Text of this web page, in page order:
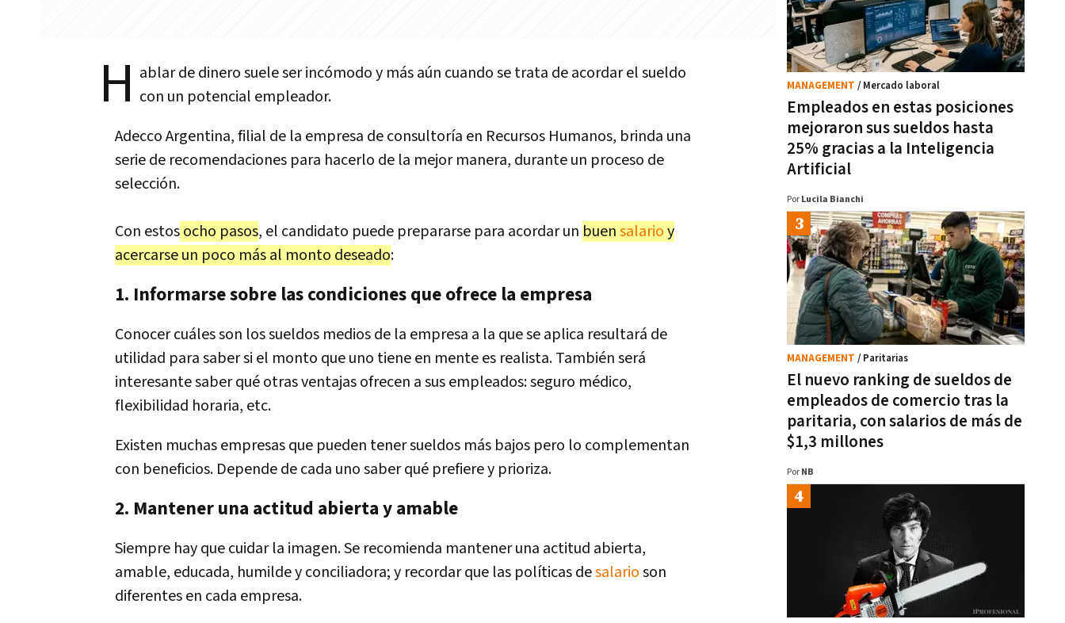
H ablar de dinero suele ser incómodo y más aún cuando se trata de acordar el sueldo
con un potencial empleador.
Adecco Argentina, filial de la empresa de consultoría en Recursos Humanos, brinda una
serie de recomendaciones para hacerlo de la mejor manera, durante un proceso de
selección.
Con estosocho pasos, el candidato puede prepararse para acordar un buensalarioy
acercarse un poco más al monto deseado:
1. Informarse sobre las condiciones que ofrece la empresa
Conocer cuáles son los sueldos medios de la empresa a la que se aplica resultará de
utilidad para saber si el monto que uno tiene en mente es realista. También será
interesante saber qué otras ventajas ofrecen a sus empleados: seguro médico,
flexibilidad horaria, etc.
Existen muchas empresas que pueden tener sueldos más bajos pero lo complementan
con beneficios. Depende de cada uno saber qué prefiere y prioriza.
2. Mantener una actitud abierta y amable
Siempre hay que cuidar la imagen. Se recomienda mantener una actitud abierta,
amable, educada, humilde y conciliadora; y recordar que las políticas desalarioson
diferentes en cada empresa.
Empleados en estas posiciones
mejoraron sus sueldos hasta
25% gracias a la Inteligencia
Artificial
MANAGEMENT / Mercado laboral
Por Lucila Bianchi
El nuevo ranking de sueldos de
empleados de comercio tras la
paritaria, con salarios de más de
$1,3 millones
MANAGEMENT / Paritarias
Por NB